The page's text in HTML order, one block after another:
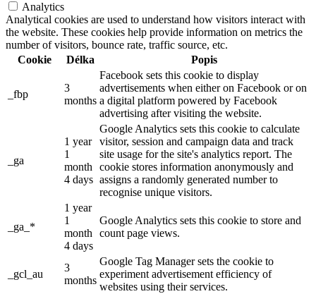
Analytics
Analytical cookies are used to understand how visitors interact with
the website. These cookies help provide information on metrics the
number of visitors, bounce rate, traffic source, etc.
Cookie
Délka Popis
_fbp
3
months
Facebook sets this cookie to display
advertisements when either on Facebook or on
a digital platform powered by Facebook
advertising after visiting the website.
_ga
1 year
1
month
4 days
Google Analytics sets this cookie to calculate
visitor, session and campaign data and track
site usage for the site's analytics report. The
cookie stores information anonymously and
assigns a randomly generated number to
recognise unique visitors.
_ga_*
1 year
1
month
4 days
Google Analytics sets this cookie to store and
count page views.
_gcl_au
3
months
Google Tag Manager sets the cookie to
experiment advertisement efficiency of
websites using their services.